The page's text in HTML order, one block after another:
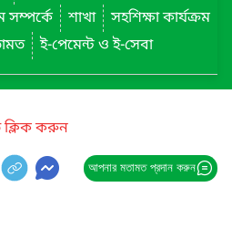
সম্পর্কে শাখা
সহশিক্ষা কার্যক্রম
ই-পেমেন্ট ও ই-সেবা
ক্লিক করুন
আপনার মতামত প্রদান করুন